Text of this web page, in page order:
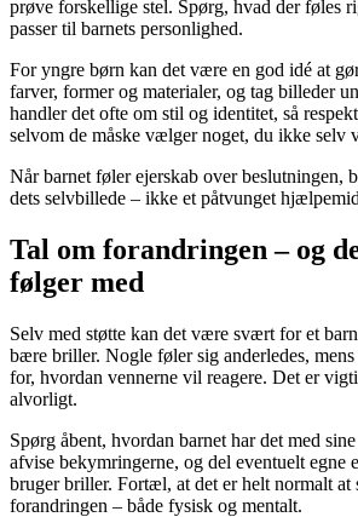
prøve forskellige stel. Spørg, hvad der føles
passer til barnets personlighed.
For yngre børn kan det være en god idé at
farver, former og materialer, og tag billeder
handler det ofte om stil og identitet, så
selvom de måske vælger noget, du ikke selv
Når barnet føler ejerskab over beslutningen,
dets selvbillede – ikke et påtvunget
Tal om forandringen – og
følger med
Selv med støtte kan det være svært for et
bære briller. Nogle føler sig anderledes,
for, hvordan vennerne vil reagere. Det er
alvorligt.
Spørg åbent, hvordan barnet har det med
afvise bekymringerne, og del eventuelt egne
bruger briller. Fortæl, at det er helt normalt
forandringen – både fysisk og mentalt.